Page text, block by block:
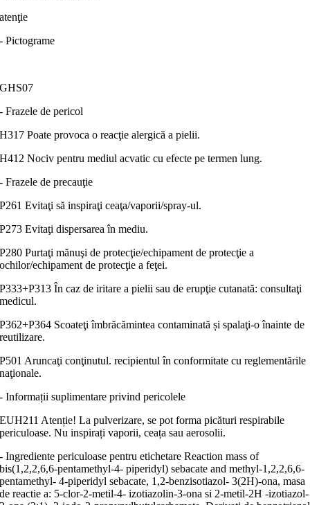
atenţie
- Pictograme
GHS07
- Frazele de pericol
H317 Poate provoca o reacţie alergică a pielii.
H412 Nociv pentru mediul acvatic cu efecte pe termen lung.
- Frazele de precauţie
P261 Evitaţi să inspiraţi ceaţa/vaporii/spray-ul.
P273 Evitaţi dispersarea în mediu.
P280 Purtaţi mănuşi de protecţie/echipament de protecţie a
ochilor/echipament de protecţie a feţei.
P333+P313 În caz de iritare a pielii sau de erupţie cutanată: consultaţi
medicul.
P362+P364 Scoateţi îmbrăcămintea contaminată și spalaţi-o înainte de
reutilizare.
P501 Aruncaţi conţinutul. recipientul în conformitate cu reglementările
naţionale.
- Informații suplimentare privind pericolele
EUH211 Atenție! La pulverizare, se pot forma picături respirabile
periculoase. Nu inspirați vaporii, ceața sau aerosolii.
- Ingrediente periculoase pentru etichetare Reaction mass of
bis(1,2,2,6,6-pentamethyl-4- piperidyl) sebacate and methyl-1,2,2,6,6-
pentamethyl- 4-piperidyl sebacate, 1,2-benzisotiazol- 3(2H)-ona, masa
de reactie a: 5-clor-2-metil-4- izotiazolin-3-ona si 2-metil-2H -izotiazol-